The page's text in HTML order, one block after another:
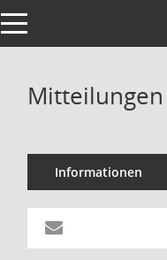
Toggle navigation
Informationen